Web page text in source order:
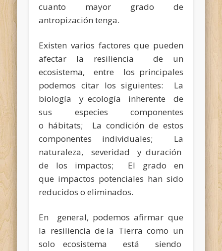
cuanto mayor grado de
antropización tenga.
Existen varios factores que pueden
afectar la resiliencia de un
ecosistema, entre los principales
podemos citar los siguientes: La
biología y ecología inherente de
sus especies componentes
o hábitats; La condición de estos
componentes individuales; La
naturaleza, severidad y duración
de los impactos; El grado en
que impactos potenciales han sido
reducidos o eliminados.
En general, podemos afirmar que
la resiliencia de la Tierra como un
solo ecosistema está siendo